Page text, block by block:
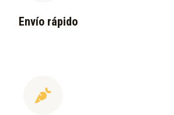
Envío rápido